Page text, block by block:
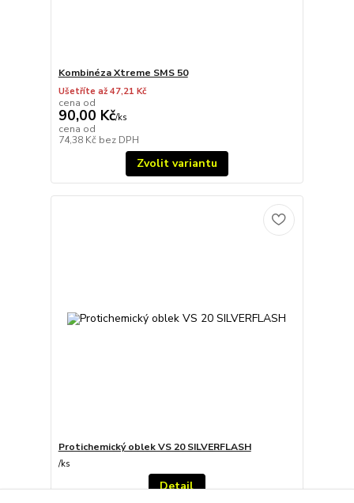
Kombinéza Xtreme SMS 50
Ušetříte až 47,21 Kč
cena od
90,00 Kč/ks
cena od
74,38 Kč bez DPH
Zvolit variantu
Protichemický oblek VS 20 SILVERFLASH
/ks
Detail